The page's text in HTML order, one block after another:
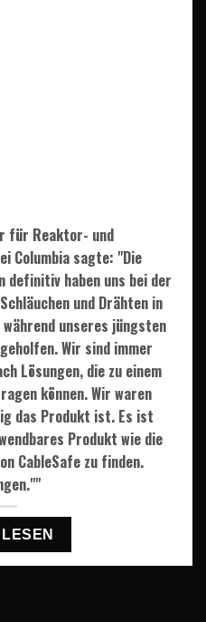
für Reaktor- und
Columbia sagte: "Die
definitiv haben uns bei der
und Drähten in
unseres jüngsten
Wir sind immer
Lösungen, die zu einem
können. Wir waren
das Produkt ist. Es ist
Produkt wie die
CableSafe zu finden.